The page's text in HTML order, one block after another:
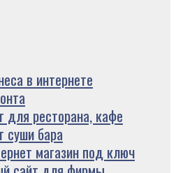
в интернете
для ресторана, кафе
суши бара
магазин под ключ